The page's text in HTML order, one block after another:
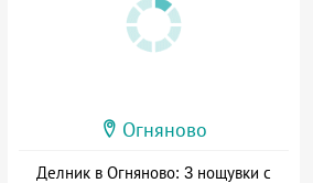
Огняново
Делник в Огняново: 3 нощувки с